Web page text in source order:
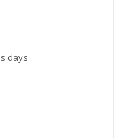
days